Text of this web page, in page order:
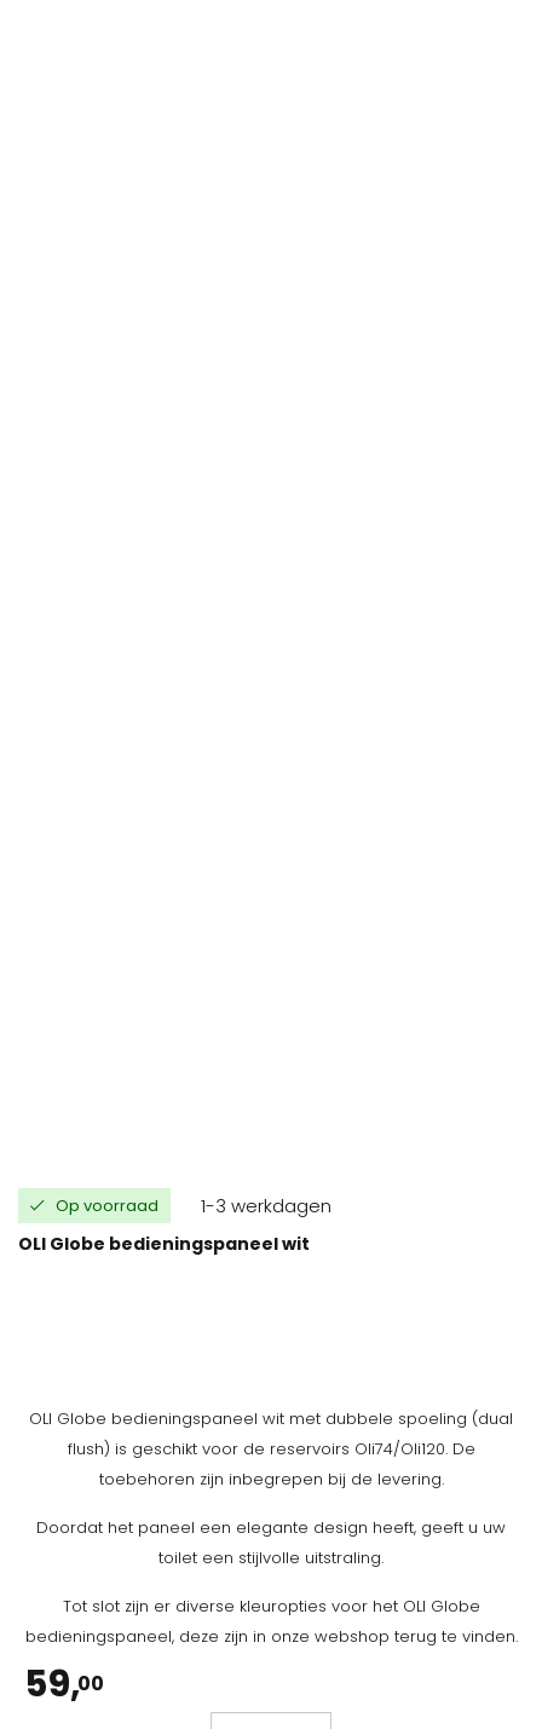
Op voorraad 1-3 werkdagen
OLI Globe bedieningspaneel wit
OLI Globe bedieningspaneel wit met dubbele spoeling (dual
flush) is geschikt voor de reservoirs Oli74/Oli120. De
toebehoren zijn inbegrepen bij de levering.
Doordat het paneel een elegante design heeft, geeft u uw
toilet een stijlvolle uitstraling.
Tot slot zijn er diverse kleuropties voor het OLI Globe
bedieningspaneel, deze zijn in onze webshop terug te vinden.
59,00